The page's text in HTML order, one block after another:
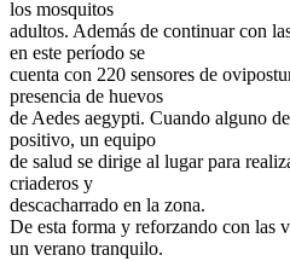
los mosquitos
adultos. Además de continuar con
en este período se
cuenta con 220 sensores de
presencia de huevos
de Aedes aegypti. Cuando alguno
positivo, un equipo
de salud se dirige al lugar para
criaderos y
descacharrado en la zona.
De esta forma y reforzando con las
un verano tranquilo.